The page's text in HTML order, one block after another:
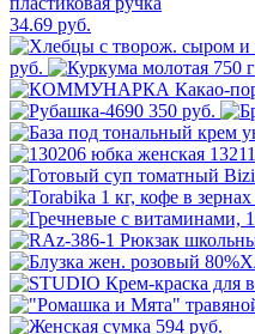
34.69 руб.
руб.
350 руб.
594 руб.